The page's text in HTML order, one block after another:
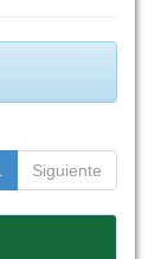
Siguiente